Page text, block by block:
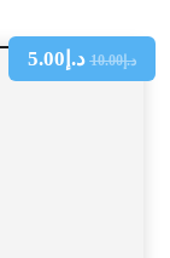
د.إ10.00 د.إ 5.00